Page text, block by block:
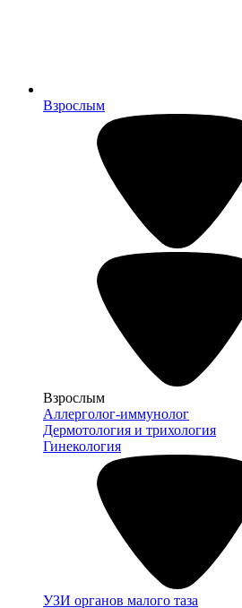
Взрослым
Взрослым
Аллерголог-иммунолог
Дермотология и трихология
Гинекология
УЗИ органов малого таза